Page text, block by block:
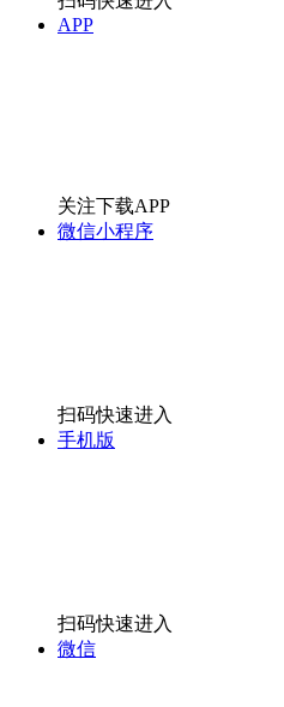
APP
关注下载APP
微信小程序
扫码快速进入
手机版
扫码快速进入
微信